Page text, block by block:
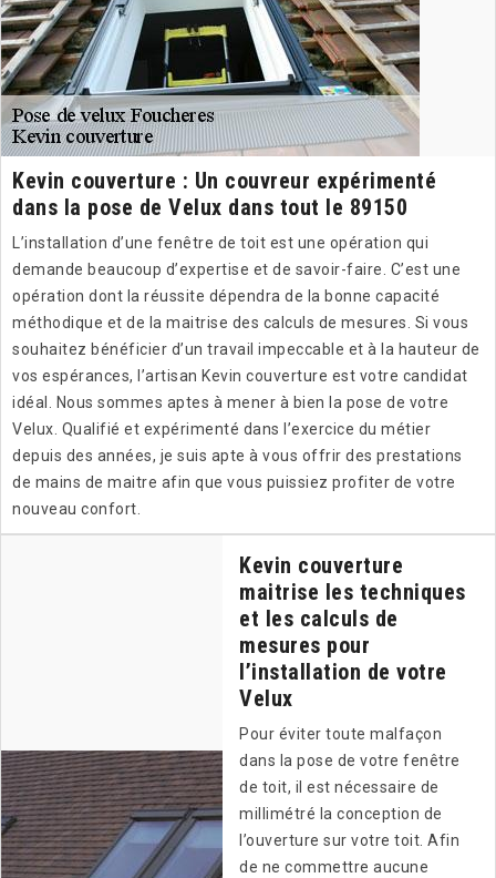
Kevin couverture : Un couvreur expérimenté
dans la pose de Velux dans tout le 89150
L’installation d’une fenêtre de toit est une opération qui
demande beaucoup d’expertise et de savoir-faire. C’est une
opération dont la réussite dépendra de la bonne capacité
méthodique et de la maitrise des calculs de mesures. Si vous
souhaitez bénéficier d’un travail impeccable et à la hauteur de
vos espérances, l’artisan Kevin couverture est votre candidat
idéal. Nous sommes aptes à mener à bien la pose de votre
Velux. Qualifié et expérimenté dans l’exercice du métier
depuis des années, je suis apte à vous offrir des prestations
de mains de maitre afin que vous puissiez profiter de votre
nouveau confort.
Kevin couverture
maitrise les techniques
et les calculs de
mesures pour
l’installation de votre
Velux
Pour éviter toute malfaçon
dans la pose de votre fenêtre
de toit, il est nécessaire de
millimétré la conception de
l’ouverture sur votre toit. Afin
de ne commettre aucune